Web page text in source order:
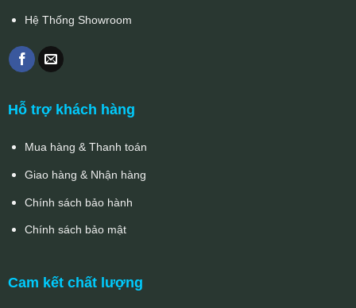
Hệ Thống Showroom
Hỗ trợ khách hàng
Mua hàng & Thanh toán
Giao hàng & Nhận hàng
Chính sách bảo hành
Chính sách bảo mật
Cam kết chất lượng